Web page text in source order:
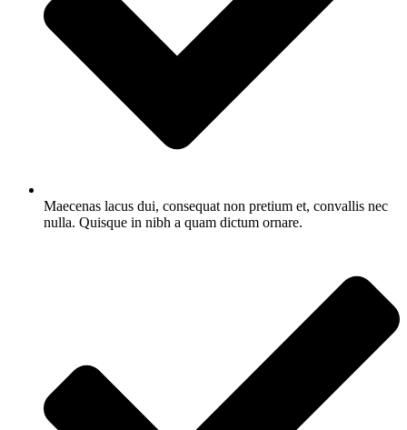
Maecenas lacus dui, consequat non pretium et, convallis nec
nulla. Quisque in nibh a quam dictum ornare.